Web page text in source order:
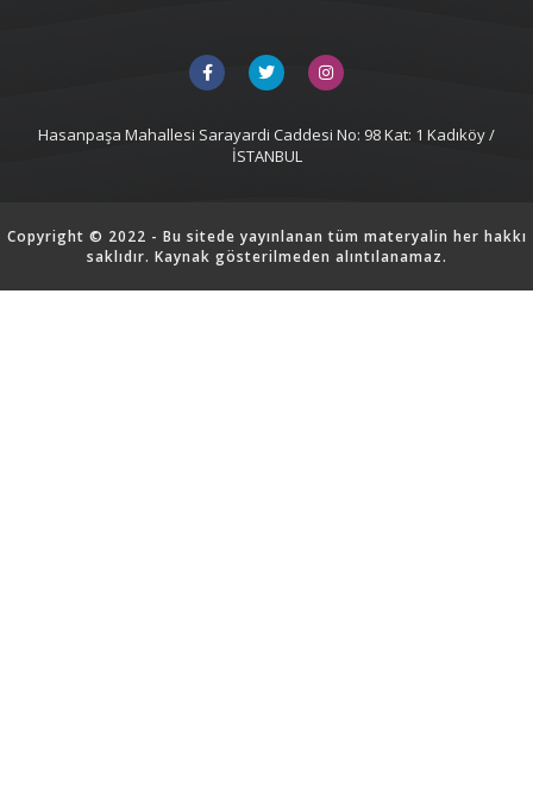
Hasanpaşa Mahallesi Sarayardi Caddesi No: 98 Kat: 1 Kadıköy /
İSTANBUL
Copyright © 2022 - Bu sitede yayınlanan tüm materyalin her hakkı
saklıdır. Kaynak gösterilmeden alıntılanamaz.